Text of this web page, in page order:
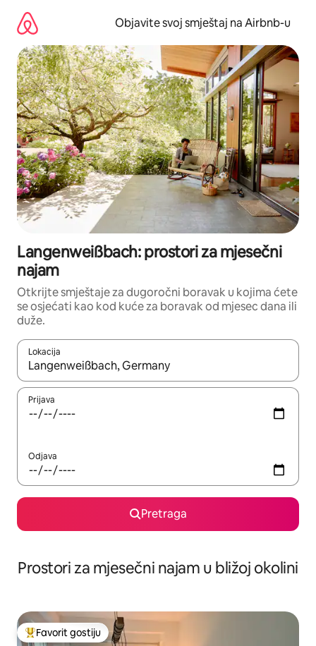
sadržaj
Objavite svoj smještaj na Airbnb-u
Langenweißbach: prostori za mjesečni
najam
Otkrijte smještaje za dugoročni boravak u kojima ćete
se osjećati kao kod kuće za boravak od mjesec dana ili
duže.
Lokacija
Kad su rezultati dostupni, možete da se krećete kroz njih
Prijava
Odjava
Pretraga
Prostori za mjesečni najam u bližoj okolini
Glavni favorit gostiju
Favorit gostiju